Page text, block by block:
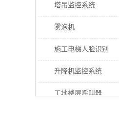
塔吊监控系统
雾泡机
施工电梯人脸识别
升降机监控系统
工地楼层呼叫器